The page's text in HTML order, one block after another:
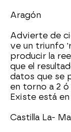
Aragón
Advierte de
ve un triunfo
producir la
que el
datos que se
en torno a 2
Existe está
Castilla La-